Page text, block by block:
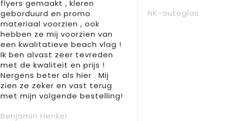
flyers gemaakt , kleren
geborduurd en promo
materiaal voorzien , ook
hebben ze mij voorzien van
een kwalitatieve beach vlag !
Ik ben alvast zeer tevreden
met de kwaliteit en prijs !
Nergens beter als hier . Mij
zien ze zeker en vast terug
met mijn volgende bestelling!
Benjamin Henkel
NK-autoglas